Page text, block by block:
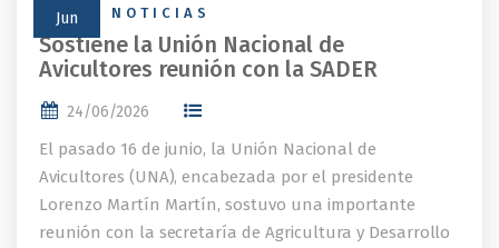
Jun
NEWS NOTICIAS
Sostiene la Unión Nacional de
Avicultores reunión con la SADER
24/06/2026
El pasado 16 de junio, la Unión Nacional de
Avicultores (UNA), encabezada por el presidente
Lorenzo Martín Martín, sostuvo una importante
reunión con la secretaría de Agricultura y Desarrollo